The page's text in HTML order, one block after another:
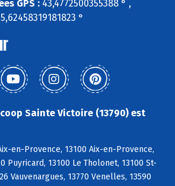
GPS : 43,4772500355388 ° ,
5,62458319181823 °
Sainte Victoire (13790) est
en-Provence, 13100 Aix-en-Provence,
Puyricard, 13100 Le Tholonet, 13100 St-
Vauvenargues, 13770 Venelles, 13590